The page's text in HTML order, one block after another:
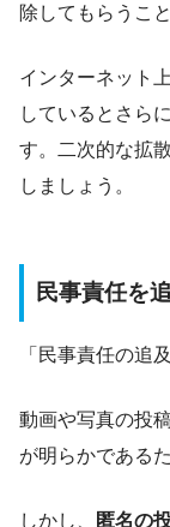
除してもらうこ
インターネット
しているとさらに
す。二次的な拡
しましょう。
民事責任を
「民事責任の追
動画や写真の投
が明らかである
しかし、
匿名の